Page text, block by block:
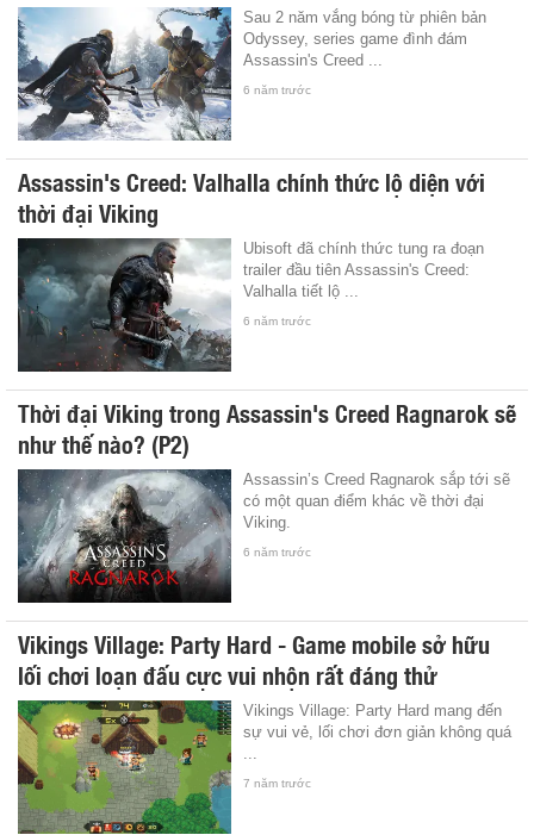
Sau 2 năm vắng bóng từ phiên bản
Odyssey, series game đình đám
Assassin's Creed ...
6 năm trước
Assassin's Creed: Valhalla chính thức lộ diện với
thời đại Viking
Ubisoft đã chính thức tung ra đoạn
trailer đầu tiên Assassin's Creed:
Valhalla tiết lộ ...
6 năm trước
Thời đại Viking trong Assassin's Creed Ragnarok sẽ
như thế nào? (P2)
Assassin’s Creed Ragnarok sắp tới sẽ
có một quan điểm khác về thời đại
Viking.
6 năm trước
Vikings Village: Party Hard - Game mobile sở hữu
lối chơi loạn đấu cực vui nhộn rất đáng thử
Vikings Village: Party Hard mang đến
sự vui vẻ, lối chơi đơn giản không quá
7 năm trước